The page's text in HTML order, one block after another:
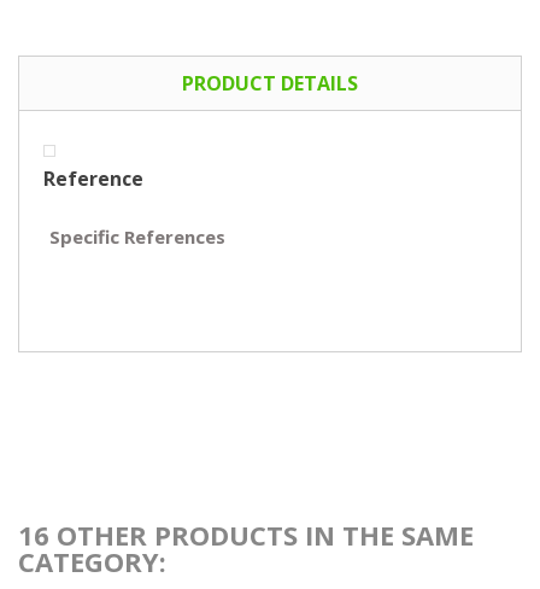
PRODUCT DETAILS
Reference
Specific References
16 OTHER PRODUCTS IN THE SAME
CATEGORY: